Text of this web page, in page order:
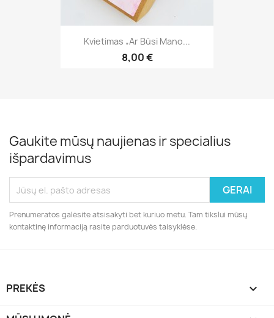
Kvietimas „Ar Būsi Mano...
8,00 €
Gaukite mūsų naujienas ir specialius
išpardavimus
Prenumeratos galėsite atsisakyti bet kuriuo metu. Tam tikslui mūsų
kontaktinę informaciją rasite parduotuvės taisyklėse.
PREKĖS 